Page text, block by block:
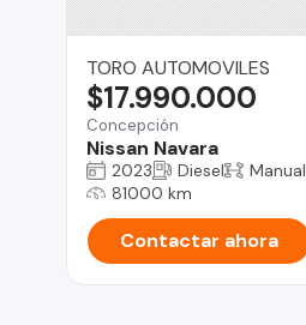
TORO AUTOMOVILES
Concepción
Nissan Navara
$17.990.000
2023 Diesel
Manual
81000 km
Contactar ahora